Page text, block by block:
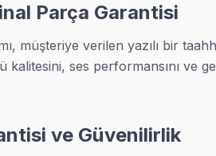
tamir yapıyoruz. Arayın,
Parça Garantisi
müşteriye verilen yazılı bir
ses performansını ve
ve Güvenilirlik